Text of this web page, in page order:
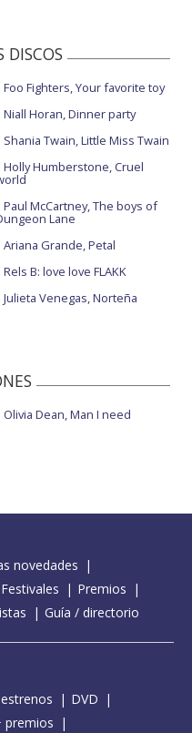
DISCOS
Foo Fighters, Your favorite toy
Niall Horan, Dinner party
Shania Twain, Little Miss Twain
Holly Humberstone, Cruel
Paul McCartney, The boys of
Lane
Ariana Grande, Petal
Rels B: love love FLAKK
Julieta Venegas, Norteña
Olivia Dean, Man I need
novedades
Festivales
Premios
Guía / directorio
DVD
premios